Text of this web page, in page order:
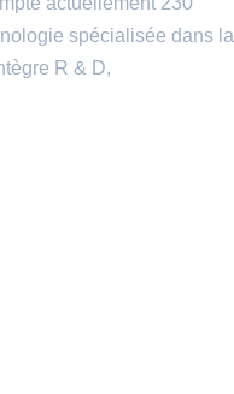
spécialisée dans la
R & D,